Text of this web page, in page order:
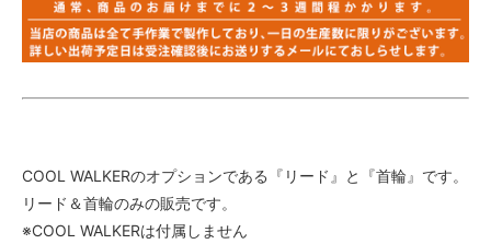
COOL WALKERのオプションである『リード』と『首輪』です。
リード＆首輪のみの販売です。
※COOL WALKERは付属しません